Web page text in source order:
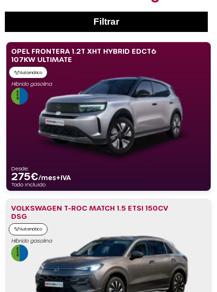
Filtrar
OPEL FRONTERA 1.2T XHT HYBRID EDCT6
107KW ULTIMATE
Automático
Híbrido gasolina
Desde:
275€/mes+IVA
Todo incluido
VOLKSWAGEN T-ROC MATCH 1.5 ETSI 150CV
DSG
Automático
Híbrido gasolina